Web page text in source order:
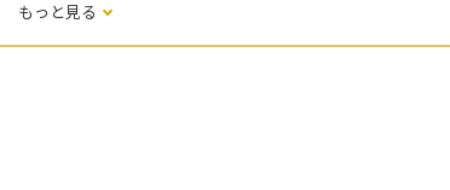
もっと見る